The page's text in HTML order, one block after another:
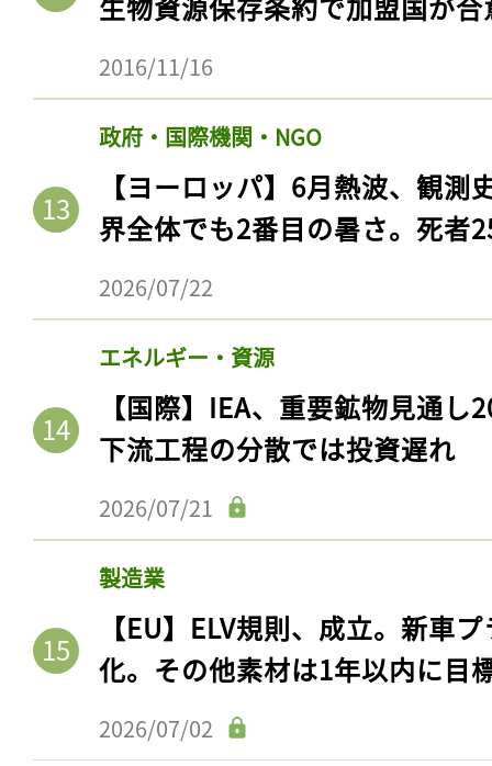
2016/11/16
政府・国際機関・NGO
【ヨーロッパ】6月熱波、観
界全体でも2番目の暑さ。死者
2026/07/22
エネルギー・資源
【国際】IEA、重要鉱物見通
下流工程の分散では投資遅れ
2026/07/21
製造業
【EU】ELV規則、成立。新車
化。その他素材は1年以内に目
2026/07/02
記事をお気に入りに
ログインが必
会員登録